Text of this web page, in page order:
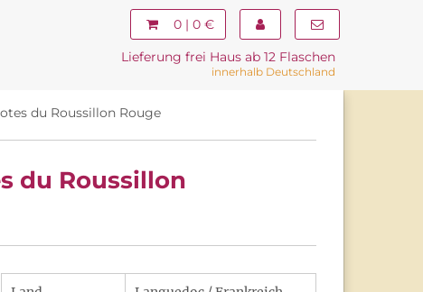
0 | 0 €
Lieferung frei Haus ab 12 Flaschen
innerhalb Deutschland
du Roussillon Rouge
du Roussillon